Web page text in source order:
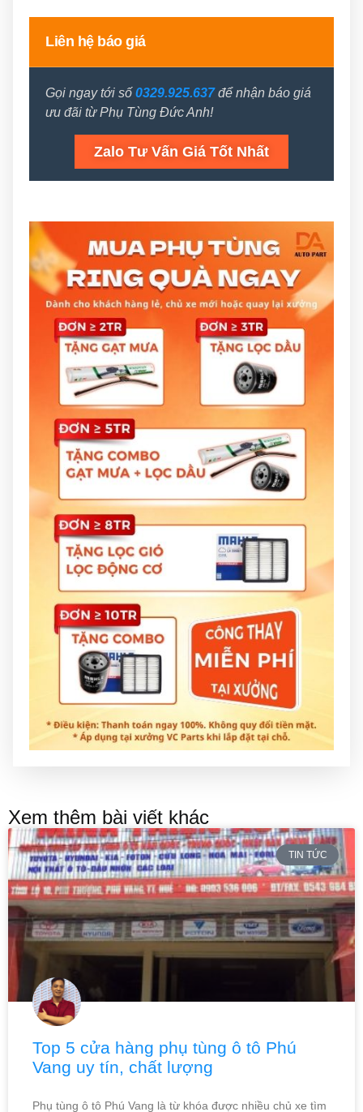
Liên hệ báo giá
Gọi ngay tới số 0329.925.637để nhận báo giá
ưu đãi từ Phụ Tùng Đức Anh!
Zalo Tư Vấn Giá Tốt Nhất
Xem thêm bài viết khác
TIN TỨC
Top 5 cửa hàng phụ tùng ô tô Phú
Vang uy tín, chất lượng
Phụ tùng ô tô Phú Vang là từ khóa được nhiều chủ xe tìm